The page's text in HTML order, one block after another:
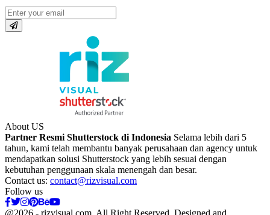
About US
Partner Resmi Shutterstock di Indonesia Selama lebih dari 5
tahun, kami telah membantu banyak perusahaan dan agency untuk
mendapatkan solusi Shutterstock yang lebih sesuai dengan
kebutuhan penggunaan skala menengah dan besar.
Contact us: contact@rizvisual.com
Follow us
Facebook
Twitter
Instagram
Pinterest
Behance
Youtube
@2026 - rizvisual.com. All Right Reserved. Designed and